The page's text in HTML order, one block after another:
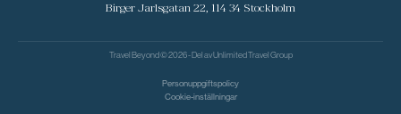
Birger Jarlsgatan 22, 114 34 Stockholm
Travel Beyond © 2026 - Del avUnlimited Travel Group
Personuppgiftspolicy
Cookie-inställningar